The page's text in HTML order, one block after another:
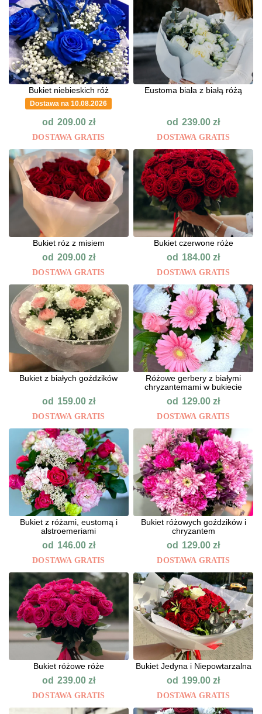
Bukiet niebieskich róż
Dostawa na 10.08.2026
od 209.00 zł
DOSTAWA GRATIS
Eustoma biała z białą różą
od 239.00zł
DOSTAWA GRATIS
Bukiet róz z misiem
od 209.00 zł
DOSTAWA GRATIS
Bukiet czerwone róże
od 184.00zł
DOSTAWA GRATIS
Bukiet z białych goździków
od 159.00 zł
DOSTAWA GRATIS
Różowe gerbery z białymi
chryzantemami w bukiecie
od 129.00zł
DOSTAWA GRATIS
Bukiet z różami, eustomą i
alstroemeriami
od 146.00 zł
DOSTAWA GRATIS
Bukiet różowych goździków i
chryzantem
od 129.00zł
DOSTAWA GRATIS
Bukiet różowe róże
od 239.00 zł
DOSTAWA GRATIS
Bukiet Jedyna i Niepowtarzalna
od 199.00zł
DOSTAWA GRATIS